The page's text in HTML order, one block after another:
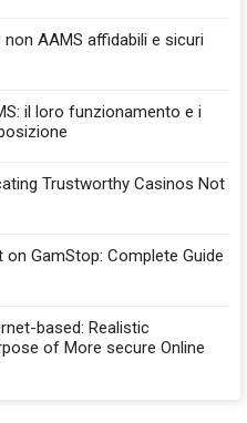
AAMS affidabili e sicuri
il loro funzionamento e i
Trustworthy Casinos Not
GamStop: Complete Guide
based: Realistic
of More secure Online